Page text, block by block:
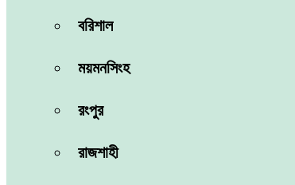
বরিশাল
ময়মনসিংহ
রংপুর
রাজশাহী